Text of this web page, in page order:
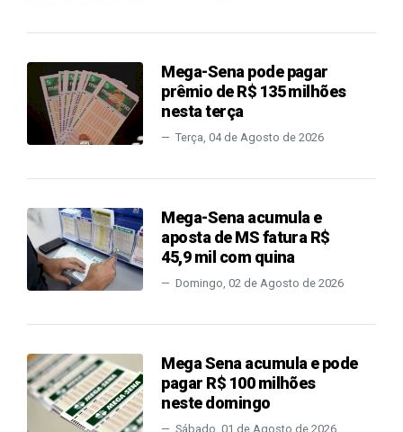
Mega-Sena pode pagar
prêmio de R$ 135 milhões
nesta terça
Terça, 04 de Agosto de 2026
Mega-Sena acumula e
aposta de MS fatura R$
45,9 mil com quina
Domingo, 02 de Agosto de 2026
Mega Sena acumula e pode
pagar R$ 100 milhões
neste domingo
Sábado, 01 de Agosto de 2026